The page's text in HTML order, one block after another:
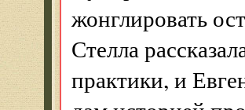
жонглировать
Стелла
практики, и